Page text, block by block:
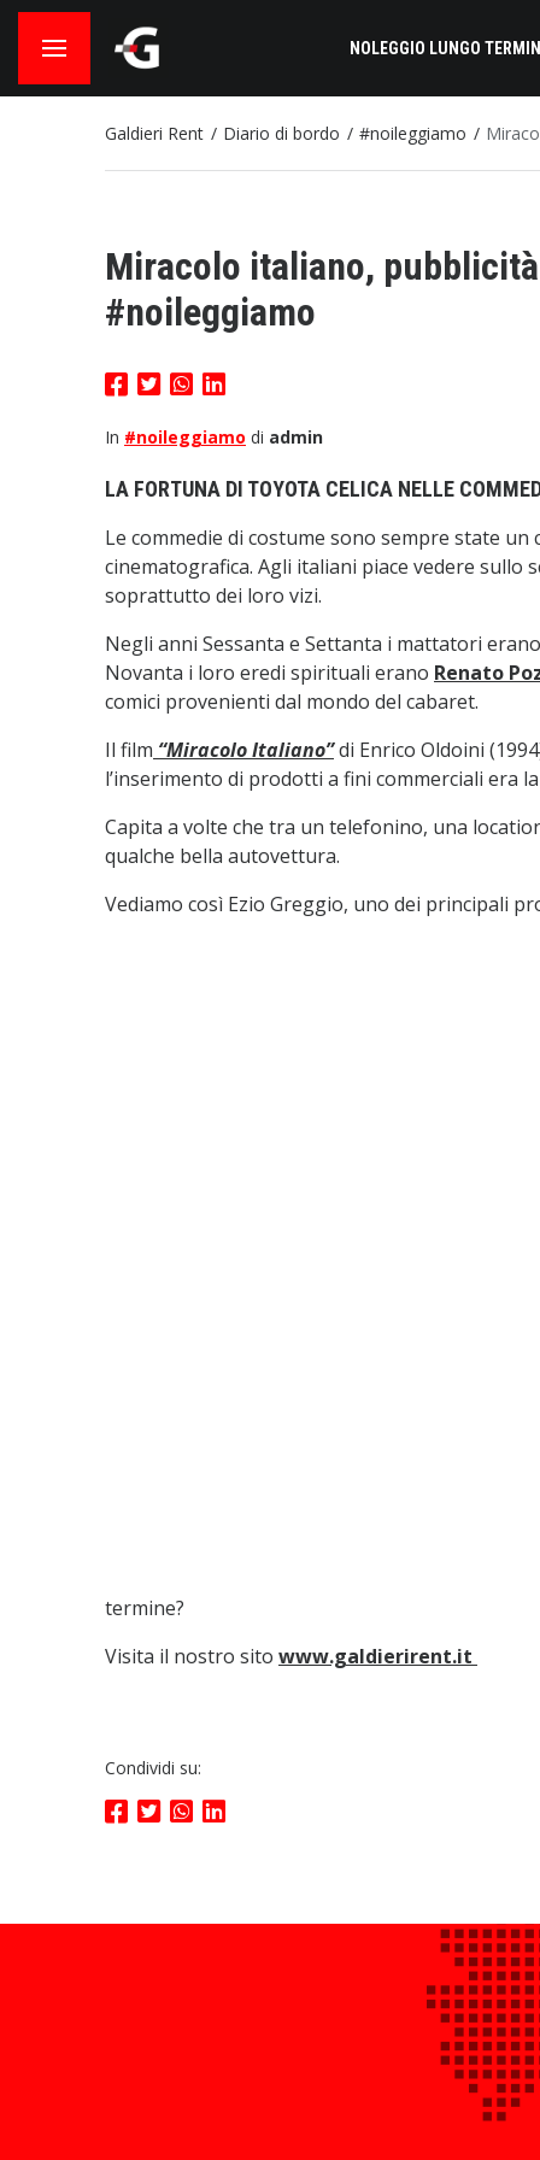
NOLEGGIO LUNGO
Galdieri Rent Diario di bordo #noileggiamo
Miracolo italiano,
#noileggiamo
In #noileggiamo di admin
LA FORTUNA DI TOYOTA CELICA NELLE
Le commedie di costume sono sempre state
cinematografica. Agli italiani piace vedere
soprattutto dei loro vizi.
Negli anni Sessanta e Settanta i mattatori erano
Novanta i loro eredi spirituali erano Renato
comici provenienti dal mondo del cabaret.
Il film “Miracolo Italiano”di Enrico Oldoini
l’inserimento di prodotti a fini commerciali era
Capita a volte che tra un telefonino, una
qualche bella autovettura.
Vediamo così Ezio Greggio, uno dei principali
termine?
Visita il nostro sito www.galdierirent.it
Condividi su: